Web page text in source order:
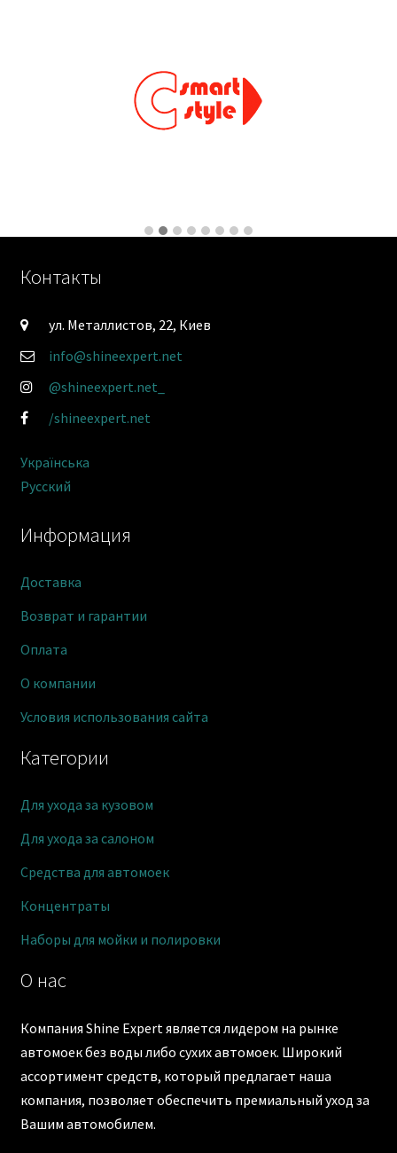
О нас
Компания Shine Expert является лидером на рынке
автомоек без воды либо сухих автомоек. Широкий
ассортимент средств, который предлагает наша
компания, позволяет обеспечить премиальный уход за
Вашим автомобилем.
Категории
Для ухода за кузовом
Для ухода за салоном
Средства для автомоек
Концентраты
Наборы для мойки и полировки
Информация
Доставка
Возврат и гарантии
Оплата
О компании
Условия использования сайта
Контакты
ул. Металлистов, 22, Киев
info@shineexpert.net
@shineexpert.net_
/shineexpert.net
Українська
Русский